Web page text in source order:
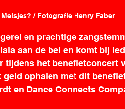
Meisjes? / Fotografie Henry Faber
en prachtige
aan de bel en komt bij
tijdens het benefietconcert
ophalen met dit
en Dance Connects